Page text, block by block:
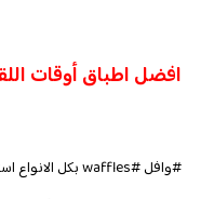
افضل اطباق أوقات
#وافل #waffles بكل الانواع استمع بالمذاق